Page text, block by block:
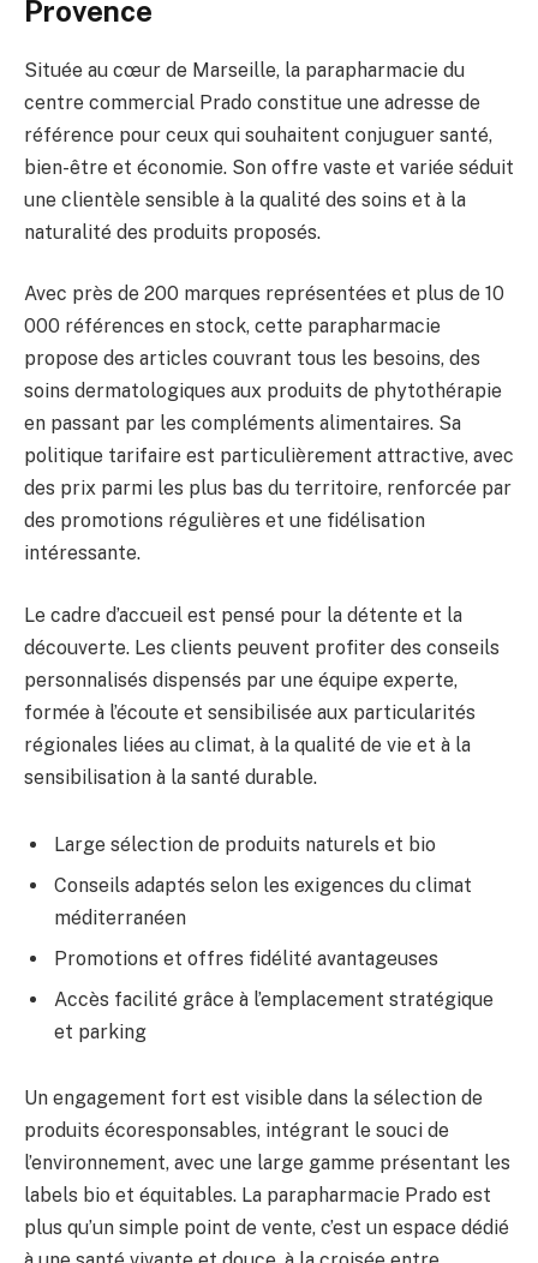
Provence
Située au cœur de Marseille, la parapharmacie du
centre commercial Prado constitue une adresse de
référence pour ceux qui souhaitent conjuguer santé,
bien-être et économie. Son offre vaste et variée séduit
une clientèle sensible à la qualité des soins et à la
naturalité des produits proposés.
Avec près de 200 marques représentées et plus de 10
000 références en stock, cette parapharmacie
propose des articles couvrant tous les besoins, des
soins dermatologiques aux produits de phytothérapie
en passant par les compléments alimentaires. Sa
politique tarifaire est particulièrement attractive, avec
des prix parmi les plus bas du territoire, renforcée par
des promotions régulières et une fidélisation
intéressante.
Le cadre d’accueil est pensé pour la détente et la
découverte. Les clients peuvent profiter des conseils
personnalisés dispensés par une équipe experte,
formée à l’écoute et sensibilisée aux particularités
régionales liées au climat, à la qualité de vie et à la
sensibilisation à la santé durable.
Large sélection de produits naturels et bio
Conseils adaptés selon les exigences du climat
méditerranéen
Promotions et offres fidélité avantageuses
Accès facilité grâce à l’emplacement stratégique
et parking
Un engagement fort est visible dans la sélection de
produits écoresponsables, intégrant le souci de
l’environnement, avec une large gamme présentant les
labels bio et équitables. La parapharmacie Prado est
plus qu’un simple point de vente, c’est un espace dédié